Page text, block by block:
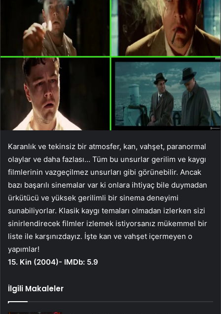
Karanlık ve tekinsiz bir atmosfer, kan, vahşet, paranormal
olaylar ve daha fazlası… Tüm bu unsurlar gerilim ve kaygı
filmlerinin vazgeçilmez unsurları gibi görünebilir. Ancak
bazı başarılı sinemalar var ki onlara ihtiyaç bile duymadan
ürkütücü ve yüksek gerilimli bir sinema deneyimi
sunabiliyorlar. Klasik kaygı temaları olmadan izlerken sizi
sinirlendirecek filmler izlemek istiyorsanız mükemmel bir
liste ile karşınızdayız. İşte kan ve vahşet içermeyen o
yapımlar!
15. Kin (2004)- IMDb: 5.9
İlgili Makaleler